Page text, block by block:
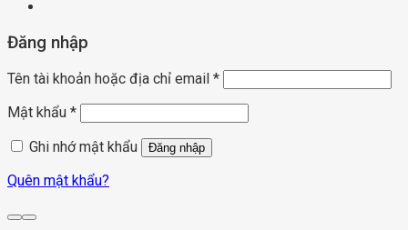
Đăng nhập
Tên tài khoản hoặc địa chỉ email *
Mật khẩu *
Ghi nhớ mật khẩu
Đăng nhập
Quên mật khẩu?